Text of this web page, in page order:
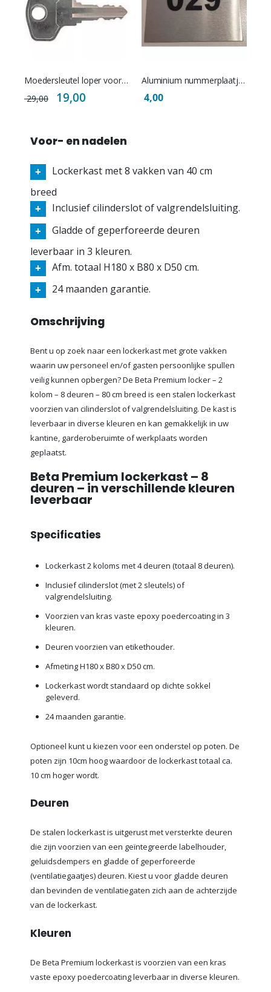
Moedersleutel loper voor Beta cilindersloten
29,00
Special
Price
19,00
Aluminium nummerplaatjes voor Beta lockerkasten
4,00
Voor- en nadelen
Lockerkast met 8 vakken van 40 cm
breed
Inclusief cilinderslot of valgrendelsluiting.
Gladde of geperforeerde deuren
leverbaar in 3 kleuren.
Afm. totaal H180 x B80 x D50 cm.
24 maanden garantie.
Omschrijving
Bent u op zoek naar een lockerkast met grote vakken
waarin uw personeel en/of gasten persoonlijke spullen
veilig kunnen opbergen? De Beta Premium locker – 2
kolom – 8 deuren – 80 cm breed is een stalen lockerkast
voorzien van cilinderslot of valgrendelsluiting. De kast is
leverbaar in diverse kleuren en kan gemakkelijk in uw
kantine, garderoberuimte of werkplaats worden
geplaatst.
Beta Premium lockerkast – 8
deuren – in verschillende kleuren
leverbaar
Specificaties
Lockerkast 2 koloms met 4 deuren (totaal 8 deuren).
Inclusief cilinderslot (met 2 sleutels) of
valgrendelsluiting.
Voorzien van kras vaste epoxy poedercoating in 3
kleuren.
Deuren voorzien van etikethouder.
Afmeting H180 x B80 x D50 cm.
Lockerkast wordt standaard op dichte sokkel
geleverd.
24 maanden garantie.
Optioneel kunt u kiezen voor een onderstel op poten. De
poten zijn 10cm hoog waardoor de lockerkast totaal ca.
10 cm hoger wordt.
Deuren
De stalen lockerkast is uitgerust met versterkte deuren
die zijn voorzien van een geïntegreerde labelhouder,
geluidsdempers en gladde of geperforeerde
(ventilatiegaatjes) deuren. Kiest u voor gladde deuren
dan bevinden de ventilatiegaten zich aan de achterzijde
van de lockerkast.
Kleuren
De Beta Premium lockerkast is voorzien van een kras
vaste epoxy poedercoating leverbaar in diverse kleuren.